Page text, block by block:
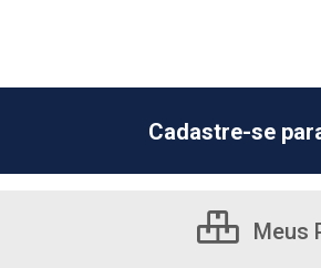
Cadastre-se
Meus